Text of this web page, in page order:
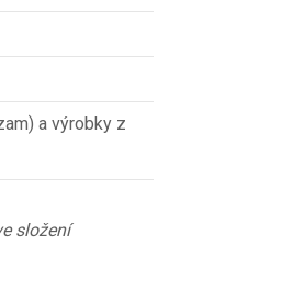
a výrobky z
složení